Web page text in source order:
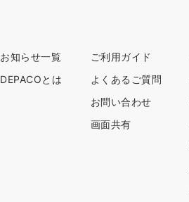
お知らせ一覧
DEPACOとは
ご利用ガイド
よくあるご質問
お問い合わせ
画面共有